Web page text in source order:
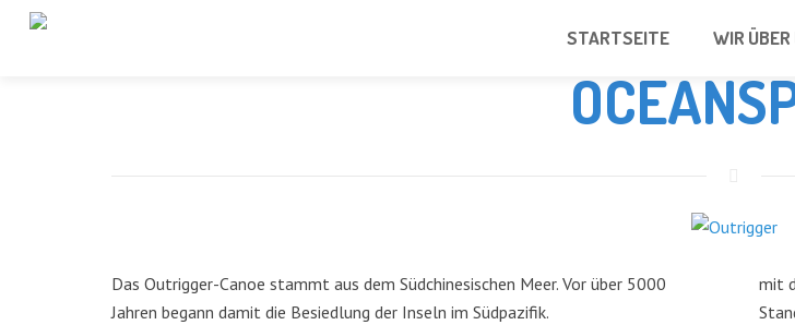
STARTSEITE WIR ÜBER
Das Outrigger-Canoe stammt aus dem Südchinesischen Meer. Vor über 5000
Jahren begann damit die Besiedlung der Inseln im Südpazifik.
mit